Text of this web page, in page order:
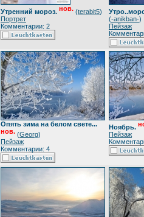
Утренний мороз. нов. (terabit5)
Портрет
Комментарии: 2
(-anikban-)
Пейзаж
Опять зима на белом свете...
нов. (Georg)
Пейзаж
Комментарии: 4
Ноябрь.
Пейзаж